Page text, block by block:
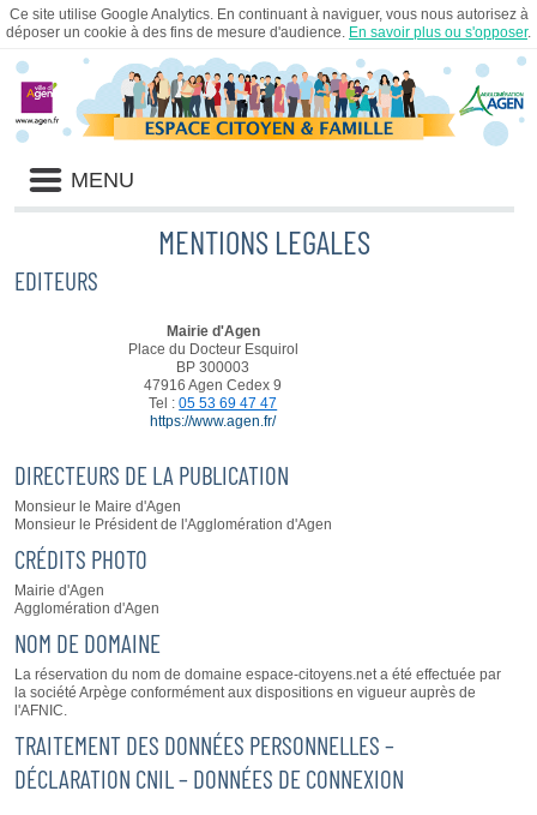
Ce site utilise Google Analytics. En continuant à naviguer, vous nous autorisez à
déposer un cookie à des fins de mesure d'audience. En savoir plus ou s'opposer.
Liste
des
avertissements
MENU
MENTIONS LEGALES
EDITEURS
Mairie d'Agen
Place du Docteur Esquirol
BP 300003
47916 Agen Cedex 9
Tel :05 53 69 47 47
https://www.agen.fr/
DIRECTEURS DE LA PUBLICATION
Monsieur le Maire d'Agen
Monsieur le Président de l'Agglomération d'Agen
CRÉDITS PHOTO
Mairie d'Agen
Agglomération d'Agen
NOM DE DOMAINE
La réservation du nom de domaine espace-citoyens.net a été effectuée par
la société Arpège conformément aux dispositions en vigueur auprès de
l'AFNIC.
TRAITEMENT DES DONNÉES PERSONNELLES –
DÉCLARATION CNIL – DONNÉES DE CONNEXION